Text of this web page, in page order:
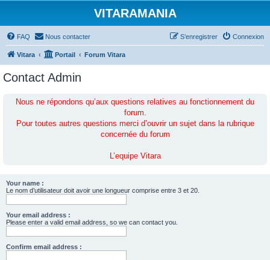
VITARAMANIA
FAQ Nous contacter Connexion
S’enregistrer
Vitara Portail Forum Vitara
Contact Admin
Nous ne répondons qu’aux questions relatives au fonctionnement du
forum.
Pour toutes autres questions merci d’ouvrir un sujet dans la rubrique
concernée du forum
L’equipe Vitara
Your name :
Le nom d’utilisateur doit avoir une longueur comprise entre 3 et 20.
Your email address :
Please enter a valid email address, so we can contact you.
Confirm email address :